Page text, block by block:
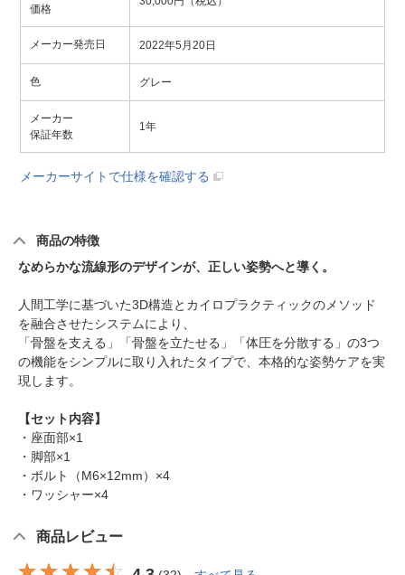
価格
メーカー発売日 2022年5月20日
色 グレー
メーカー
保証年数
1年
メーカーサイトで仕様を確認する
商品の特徴
なめらかな流線形のデザインが、正しい姿勢へと導く。
人間工学に基づいた3D構造とカイロプラクティックのメソッド
を融合させたシステムにより、
「骨盤を支える」「骨盤を立たせる」「体圧を分散する」の3つ
の機能をシンプルに取り入れたタイプで、本格的な姿勢ケアを実
現します。
【セット内容】
・座面部×1
・脚部×1
・ボルト（M6×12mm）×4
・ワッシャー×4
商品レビュー